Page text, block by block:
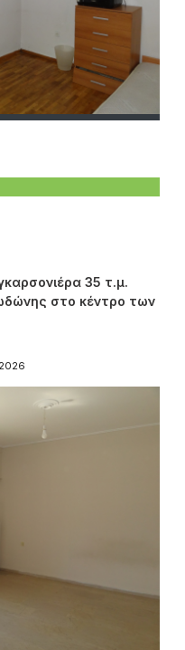
35 τ.μ.
στο κέντρο των